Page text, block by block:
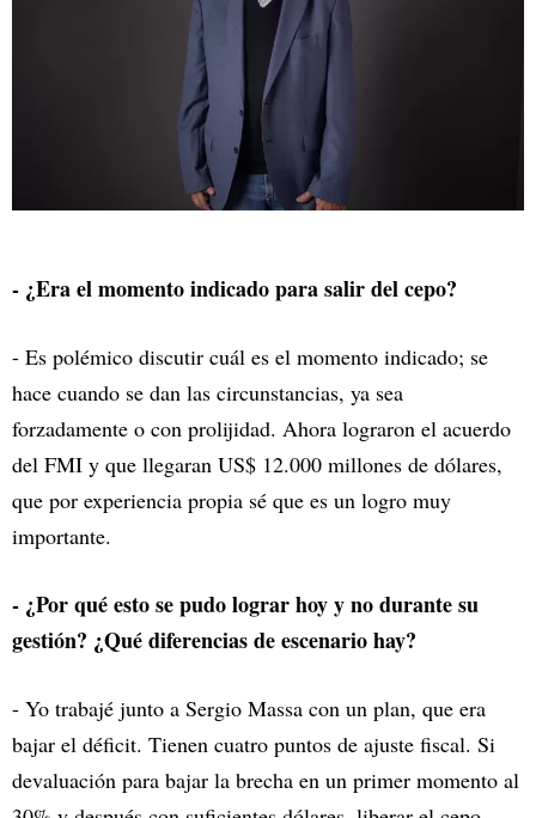
- ¿Era el momento indicado para salir del cepo?
- Es polémico discutir cuál es el momento indicado; se
hace cuando se dan las circunstancias, ya sea
forzadamente o con prolijidad. Ahora lograron el acuerdo
del FMI y que llegaran US$ 12.000 millones de dólares,
que por experiencia propia sé que es un logro muy
importante.
- ¿Por qué esto se pudo lograr hoy y no durante su
gestión? ¿Qué diferencias de escenario hay?
- Yo trabajé junto a Sergio Massa con un plan, que era
bajar el déficit. Tienen cuatro puntos de ajuste fiscal. Si
devaluación para bajar la brecha en un primer momento al